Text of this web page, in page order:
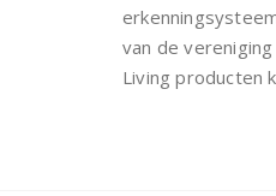
van de
Living producten